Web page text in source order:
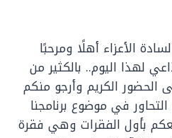
الأعزاء أهلًا ومرحبًا
لهذا اليوم.. بالكثير من
الحضور الكريم وأرجو منكم
في موضوع برنامجنا
بأول الفقرات وهي فقرة